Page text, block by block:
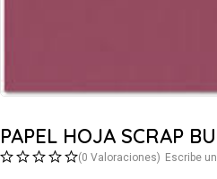
PAPEL HOJA SCRAP
(0 Valoraciones) Escribe